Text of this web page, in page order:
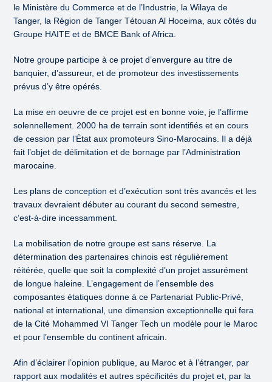
le Ministère du Commerce et de l’Industrie, la Wilaya de
Tanger, la Région de Tanger Tétouan Al Hoceima, aux côtés du
Groupe HAITE et de BMCE Bank of Africa.
Notre groupe participe à ce projet d’envergure au titre de
banquier, d’assureur, et de promoteur des investissements
prévus d’y être opérés.
La mise en oeuvre de ce projet est en bonne voie, je l’affirme
solennellement. 2000 ha de terrain sont identifiés et en cours
de cession par l’État aux promoteurs Sino-Marocains. Il a déjà
fait l’objet de délimitation et de bornage par l’Administration
marocaine.
Les plans de conception et d’exécution sont très avancés et les
travaux devraient débuter au courant du second semestre,
c’est-à-dire incessamment.
La mobilisation de notre groupe est sans réserve. La
détermination des partenaires chinois est régulièrement
réitérée, quelle que soit la complexité d’un projet assurément
de longue haleine. L’engagement de l’ensemble des
composantes étatiques donne à ce Partenariat Public-Privé,
national et international, une dimension exceptionnelle qui fera
de la Cité Mohammed VI Tanger Tech un modèle pour le Maroc
et pour l’ensemble du continent africain.
Afin d’éclairer l’opinion publique, au Maroc et à l’étranger, par
rapport aux modalités et autres spécificités du projet et, par la